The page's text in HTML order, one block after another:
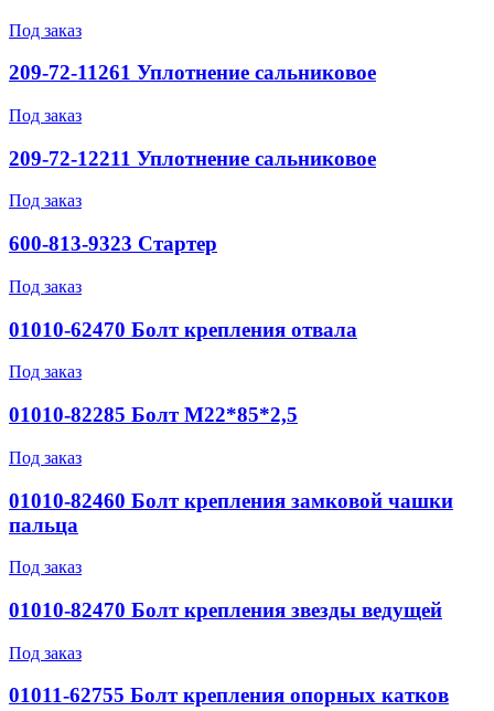
Под заказ
209-72-11261 Уплотнение сальниковое
Под заказ
209-72-12211 Уплотнение сальниковое
Под заказ
600-813-9323 Стартер
Под заказ
01010-62470 Болт крепления отвала
Под заказ
01010-82285 Болт М22*85*2,5
Под заказ
01010-82460 Болт крепления замковой чашки
пальца
Под заказ
01010-82470 Болт крепления звезды ведущей
Под заказ
01011-62755 Болт крепления опорных катков